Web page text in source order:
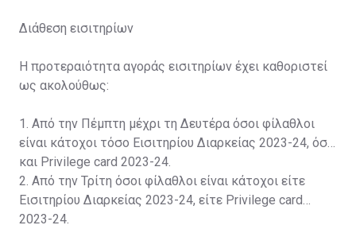
Διάθεση εισιτηρίων
Η προτεραιότητα αγοράς εισιτηρίων έχει καθοριστεί
ως ακολούθως:
1. Από την Πέμπτη μέχρι τη Δευτέρα όσοι φίλαθλοι
είναι κάτοχοι τόσο Εισιτηρίου Διαρκείας 2023-24, όσο
και Privilege card 2023-24.
2. Από την Τρίτη όσοι φίλαθλοι είναι κάτοχοι είτε
Εισιτηρίου Διαρκείας 2023-24, είτε Privilege card
2023-24.